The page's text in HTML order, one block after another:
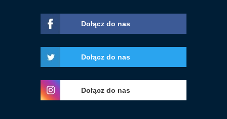
Dołącz do nas
Dołącz do nas
Dołącz do nas